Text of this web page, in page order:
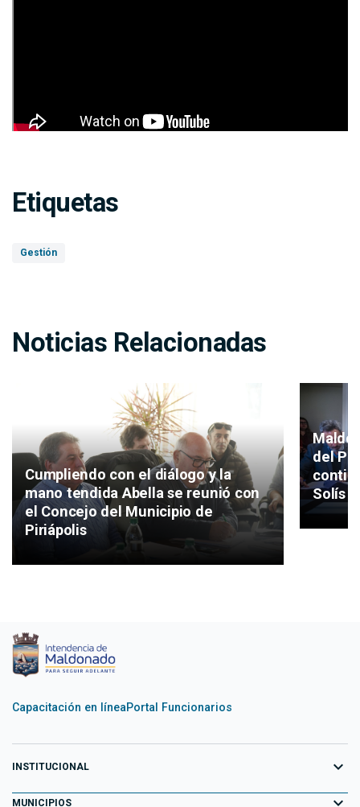
Etiquetas
Gestión
Noticias Relacionadas
Cumpliendo con el diálogo y la
mano tendida Abella se reunió con
el Concejo del Municipio de
Piriápolis
del
Solís
Capacitación en líneaPortal Funcionarios
INSTITUCIONAL expand_more
Equipo de Gobierno
MUNICIPIOS expand_more